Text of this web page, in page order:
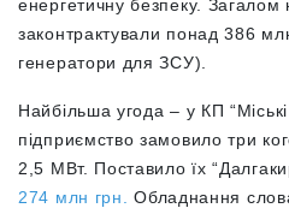
енергетичну безпеку. Загалом
законтрактували понад 386
генератори для ЗСУ).
Найбільша угода – у КП
підприємство замовило три
2,5 МВт. Поставило їх
274 млн грн.
Обладнання